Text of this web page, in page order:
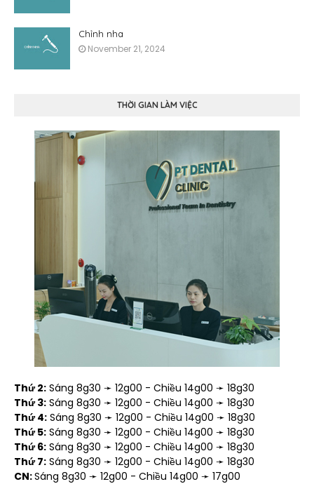
Chỉnh nha
November 21, 2024
THỜI GIAN LÀM VIỆC
Thứ 2: Sáng 8g30 ➛ 12g00 - Chiều 14g00 ➛ 18g30
Thứ 3: Sáng 8g30 ➛ 12g00 - Chiều 14g00 ➛ 18g30
Thứ 4: Sáng 8g30 ➛ 12g00 - Chiều 14g00 ➛ 18g30
Thứ 5: Sáng 8g30 ➛ 12g00 - Chiều 14g00 ➛ 18g30
Thứ 6: Sáng 8g30 ➛ 12g00 - Chiều 14g00 ➛ 18g30
Thứ 7: Sáng 8g30 ➛ 12g00 - Chiều 14g00 ➛ 18g30
CN:Sáng 8g30 ➛ 12g00 - Chiều 14g00 ➛ 17g00